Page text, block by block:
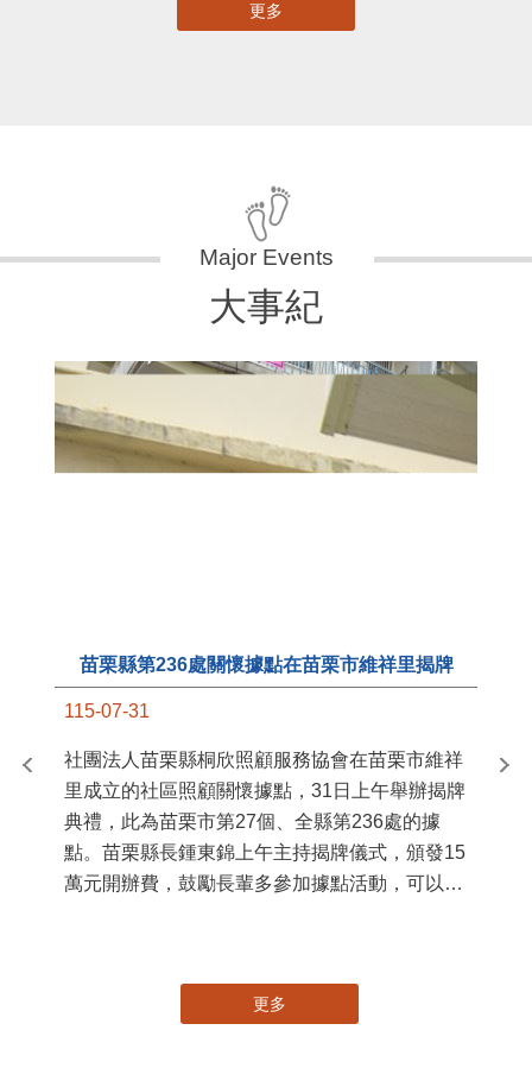
更多
大事紀
苗栗縣第236處關懷據點在苗栗市維祥里揭牌
115-07-31
社團法人苗栗縣桐欣照顧服務協會在苗栗市維祥
里成立的社區照顧關懷據點，31日上午舉辦揭牌
典禮，此為苗栗市第27個、全縣第236處的據
點。苗栗縣長鍾東錦上午主持揭牌儀式，頒發15
萬元開辦費，鼓勵長輩多參加據點活動，可以更
更多